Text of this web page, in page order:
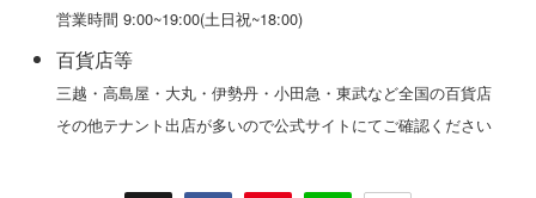
営業時間 9:00~19:00(土日祝~18:00)
百貨店等
三越・高島屋・大丸・伊勢丹・小田急・東武など全国の百貨店
その他テナント出店が多いので公式サイトにてご確認ください